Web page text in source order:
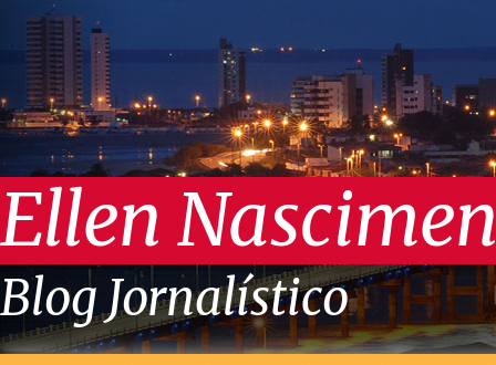
Ellen
Blog Jornalístico